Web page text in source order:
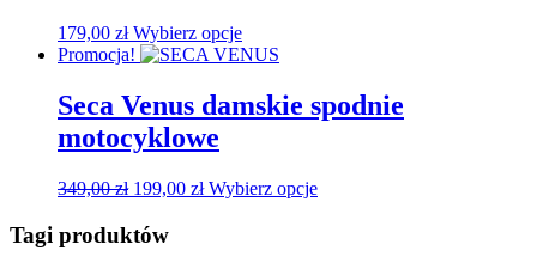
179,00 zł Wybierz opcjeTen
produkt
wiele
wariantów.
wybrać
na
Promocja!
Seca Venus damskie spodnie
motocyklowe
349,00zł Pierwotna
wynosiła:
199,00 złAktualna
Wybierz opcjeTen
Tagi produktów